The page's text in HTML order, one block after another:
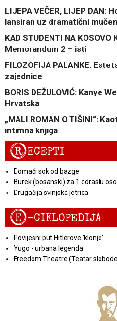
LIJEPA VEČER, LIJEP DAN:
lansiran uz dramatični
KAD STUDENTI NA
Memorandum 2 – isti
FILOZOFIJA PALANKE:
zajednice
BORIS DEŽULOVIĆ: Kanye
Hrvatska
„MALI ROMAN O TIŠINI“:
intimna knjiga
RECEPTI
Domaći sok od bazge
Burek (bosanski) za 1 odraslu
Drugačija svinjska jetrica
E-CIKLOPEDIJA
Povijesni put Hitlerove 'klonje'
Yugo - urbana legenda
Freedom Theatre (Teatar